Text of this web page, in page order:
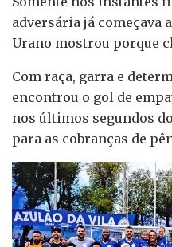
adversária já começava
Urano mostrou porque
Com raça, garra e
encontrou o gol de
nos últimos segundos
para as cobranças de